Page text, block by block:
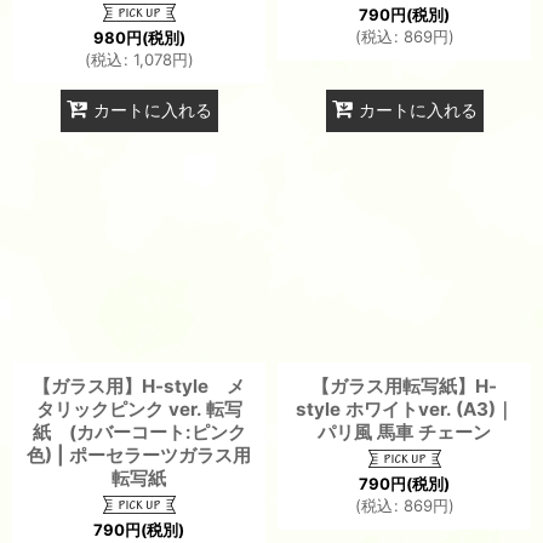
980円(税別)
(税込: 1,078円)
カートに入れる
790円(税別)
(税込: 869円)
カートに入れる
【ガラス用】H-style メ
タリックピンク ver. 転写
紙 (カバーコート:ピンク
色) | ポーセラーツガラス用
転写紙
790円(税別)
【ガラス用転写紙】H-
style ホワイトver. (A3)｜
パリ風 馬車 チェーン
790円(税別)
(税込: 869円)